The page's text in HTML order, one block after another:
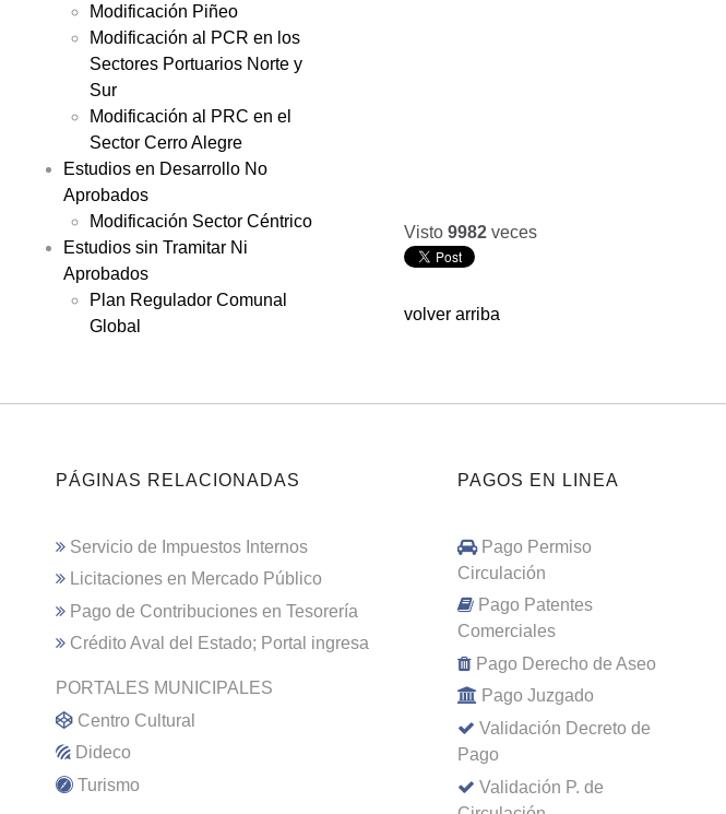
Modificación Piñeo
Modificación al PCR en los
Sectores Portuarios Norte y
Sur
Modificación al PRC en el
Sector Cerro Alegre
Estudios en Desarrollo No
Aprobados
Modificación Sector Céntrico
Estudios sin Tramitar Ni
Aprobados
Plan Regulador Comunal
Global
Visto 9982 veces
volver arriba
PÁGINAS RELACIONADAS
Servicio de Impuestos Internos
Licitaciones en Mercado Público
Pago de Contribuciones en Tesorería
Crédito Aval del Estado; Portal ingresa
PORTALES MUNICIPALES
Centro Cultural
Dideco
Turismo
PAGOS EN LINEA
Pago Permiso
Circulación
Pago Patentes
Comerciales
Pago Derecho de Aseo
Pago Juzgado
Validación Decreto de
Pago
Validación P. de